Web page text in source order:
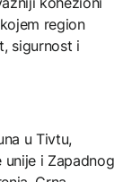
region
sigurnost i
u Tivtu,
i Zapadnog